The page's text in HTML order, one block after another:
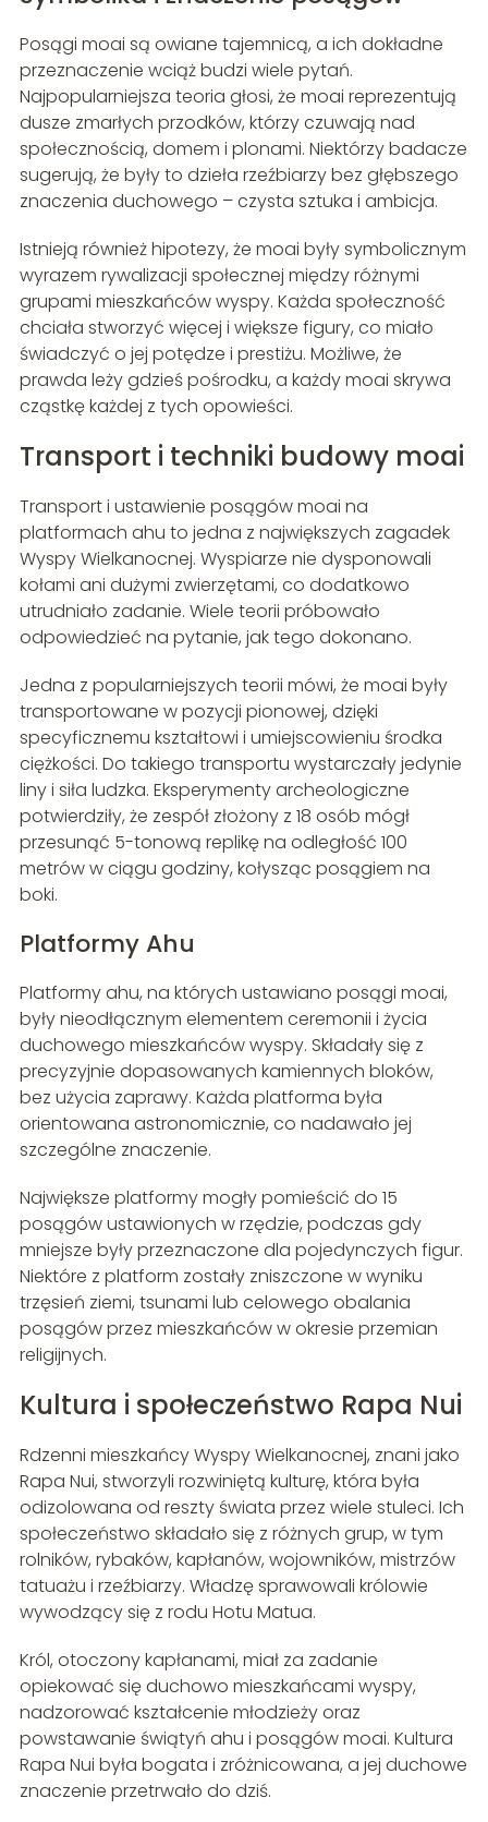
Posągi moai są owiane tajemnicą, a ich dokładne
przeznaczenie wciąż budzi wiele pytań.
Najpopularniejsza teoria głosi, że moai reprezentują
dusze zmarłych przodków, którzy czuwają nad
społecznością, domem i plonami. Niektórzy badacze
sugerują, że były to dzieła rzeźbiarzy bez głębszego
znaczenia duchowego – czysta sztuka i ambicja.
Istnieją również hipotezy, że moai były symbolicznym
wyrazem rywalizacji społecznej między różnymi
grupami mieszkańców wyspy. Każda społeczność
chciała stworzyć więcej i większe figury, co miało
świadczyć o jej potędze i prestiżu. Możliwe, że
prawda leży gdzieś pośrodku, a każdy moai skrywa
cząstkę każdej z tych opowieści.
Transport i techniki budowy moai
Transport i ustawienie posągów moai na
platformach ahu to jedna z największych zagadek
Wyspy Wielkanocnej. Wyspiarze nie dysponowali
kołami ani dużymi zwierzętami, co dodatkowo
utrudniało zadanie. Wiele teorii próbowało
odpowiedzieć na pytanie, jak tego dokonano.
Jedna z popularniejszych teorii mówi, że moai były
transportowane w pozycji pionowej, dzięki
specyficznemu kształtowi i umiejscowieniu środka
ciężkości. Do takiego transportu wystarczały jedynie
liny i siła ludzka. Eksperymenty archeologiczne
potwierdziły, że zespół złożony z 18 osób mógł
przesunąć 5-tonową replikę na odległość 100
metrów w ciągu godziny, kołysząc posągiem na
boki.
Platformy Ahu
Platformy ahu, na których ustawiano posągi moai,
były nieodłącznym elementem ceremonii i życia
duchowego mieszkańców wyspy. Składały się z
precyzyjnie dopasowanych kamiennych bloków,
bez użycia zaprawy. Każda platforma była
orientowana astronomicznie, co nadawało jej
szczególne znaczenie.
Największe platformy mogły pomieścić do 15
posągów ustawionych w rzędzie, podczas gdy
mniejsze były przeznaczone dla pojedynczych figur.
Niektóre z platform zostały zniszczone w wyniku
trzęsień ziemi, tsunami lub celowego obalania
posągów przez mieszkańców w okresie przemian
religijnych.
Kultura i społeczeństwo Rapa Nui
Rdzenni mieszkańcy Wyspy Wielkanocnej, znani jako
Rapa Nui, stworzyli rozwiniętą kulturę, która była
odizolowana od reszty świata przez wiele stuleci. Ich
społeczeństwo składało się z różnych grup, w tym
rolników, rybaków, kapłanów, wojowników, mistrzów
tatuażu i rzeźbiarzy. Władzę sprawowali królowie
wywodzący się z rodu Hotu Matua.
Król, otoczony kapłanami, miał za zadanie
opiekować się duchowo mieszkańcami wyspy,
nadzorować kształcenie młodzieży oraz
powstawanie świątyń ahu i posągów moai. Kultura
Rapa Nui była bogata i zróżnicowana, a jej duchowe
znaczenie przetrwało do dziś.